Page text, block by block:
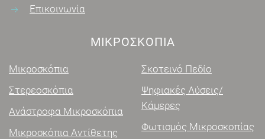
Επικοινωνία
ΜΙΚΡΟΣΚΌΠΙΑ
Μικροσκόπια
Στερεοσκόπια
Ανάστροφα Μικροσκόπια
Μικροσκόπια Αντίθετης
Σκοτεινό Πεδίο
Ψηφιακές Λύσεις/
Κάμερες
Φωτισμός Μικροσκοπίας